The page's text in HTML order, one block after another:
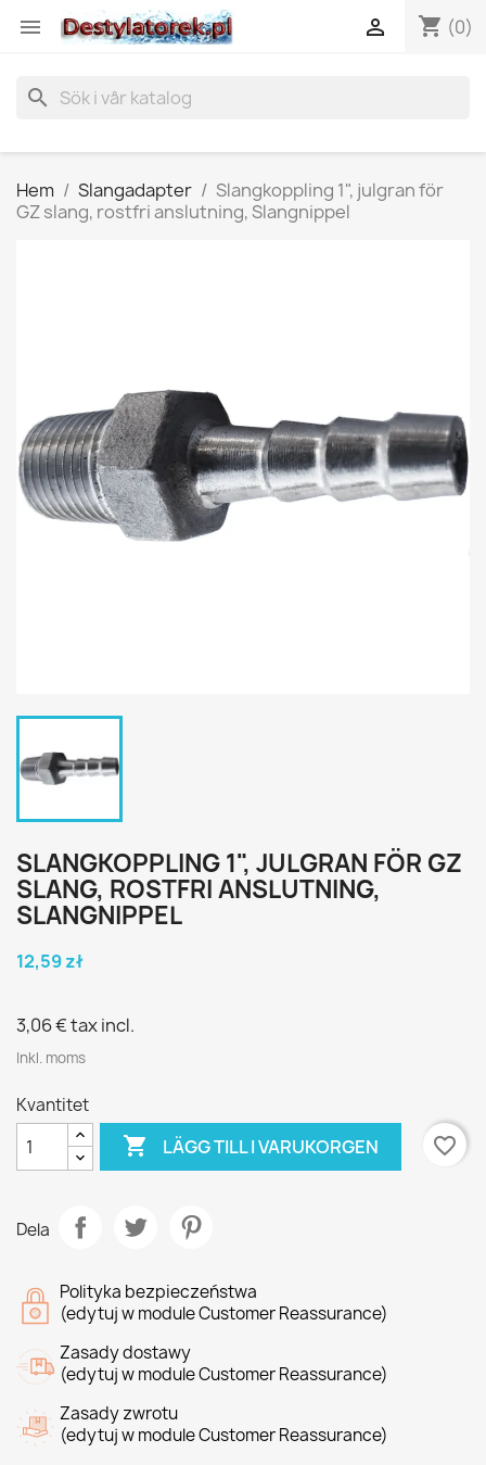
 shopping_cart (0)

search
Hem Slangadapter
Slangkoppling 1", julgran för
GZ slang, rostfri anslutning, Slangnippel
SLANGKOPPLING 1", JULGRAN FÖR GZ
SLANG, ROSTFRI ANSLUTNING,
SLANGNIPPEL
12,59 zł
3,06 €tax incl.
Inkl. moms
Kvantitet
 LÄGG TILL I VARUKORGEN favorite_border
Dela
Polityka bezpieczeństwa
(edytuj w module Customer Reassurance)
Zasady dostawy
(edytuj w module Customer Reassurance)
Zasady zwrotu
(edytuj w module Customer Reassurance)